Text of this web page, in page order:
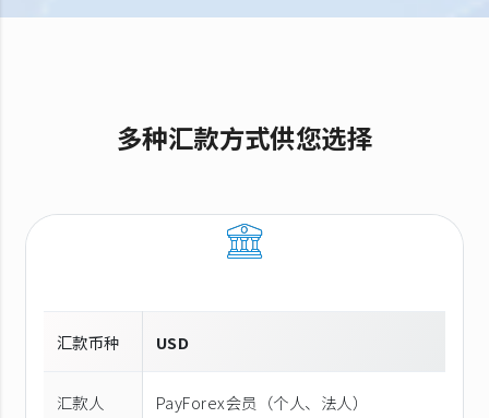
多种汇款方式供您选择
汇款币种 USD
汇款人 PayForex会员（个人、法人）